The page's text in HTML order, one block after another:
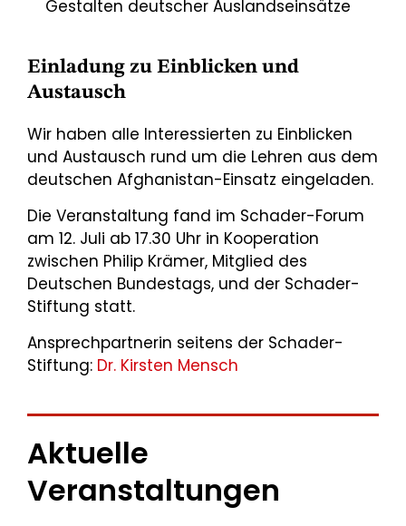
Gestalten deutscher Auslandseinsätze
Einladung zu Einblicken und
Austausch
Wir haben alle Interessierten zu Einblicken
und Austausch rund um die Lehren aus dem
deutschen Afghanistan-Einsatz eingeladen.
Die Veranstaltung fand im Schader-Forum
am 12. Juli ab 17.30 Uhr in Kooperation
zwischen Philip Krämer, Mitglied des
Deutschen Bundestags, und der Schader-
Stiftung statt.
Ansprechpartnerin seitens der Schader-
Stiftung: Dr. Kirsten Mensch
Aktuelle
Veranstaltungen